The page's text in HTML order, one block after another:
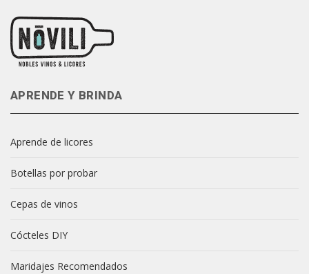
APRENDE Y BRINDA
Aprende de licores
Botellas por probar
Cepas de vinos
Cócteles DIY
Maridajes Recomendados